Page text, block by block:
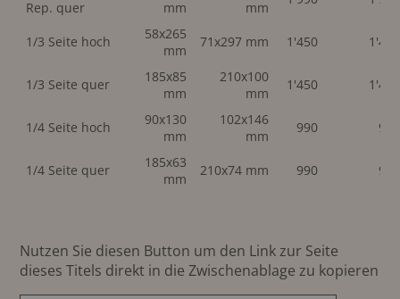
Rep. quer
mm
mm
1/3 Seite hoch
58x265
mm
71x297 mm 1'450 1'450
1/3 Seite quer
185x85
mm
210x100
mm
1'450 1'450
1/4 Seite hoch
90x130
mm
102x146
mm
990 990
1/4 Seite quer
185x63
mm
210x74 mm 990 990
Nutzen Sie diesen Button um den Link zur Seite
dieses Titels direkt in die Zwischenablage zu kopieren